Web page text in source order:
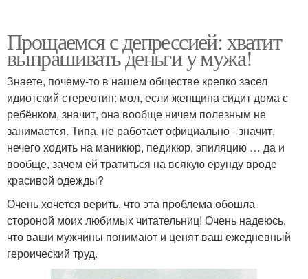
Прощаемся с депрессией: хватит
выпрашивать деньги у мужа!
Знаете, почему-то в нашем обществе крепко засел
идиотский стереотип: мол, если женщина сидит дома с
ребёнком, значит, она вообще ничем полезным не
занимается. Типа, не работает официально - значит,
нечего ходить на маникюр, педикюр, эпиляцию … да и
вообще, зачем ей тратиться на всякую ерунду вроде
красивой одежды?
Очень хочется верить, что эта проблема обошла
стороной моих любимых читательниц! Очень надеюсь,
что ваши мужчины понимают и ценят ваш ежедневный
героический труд.